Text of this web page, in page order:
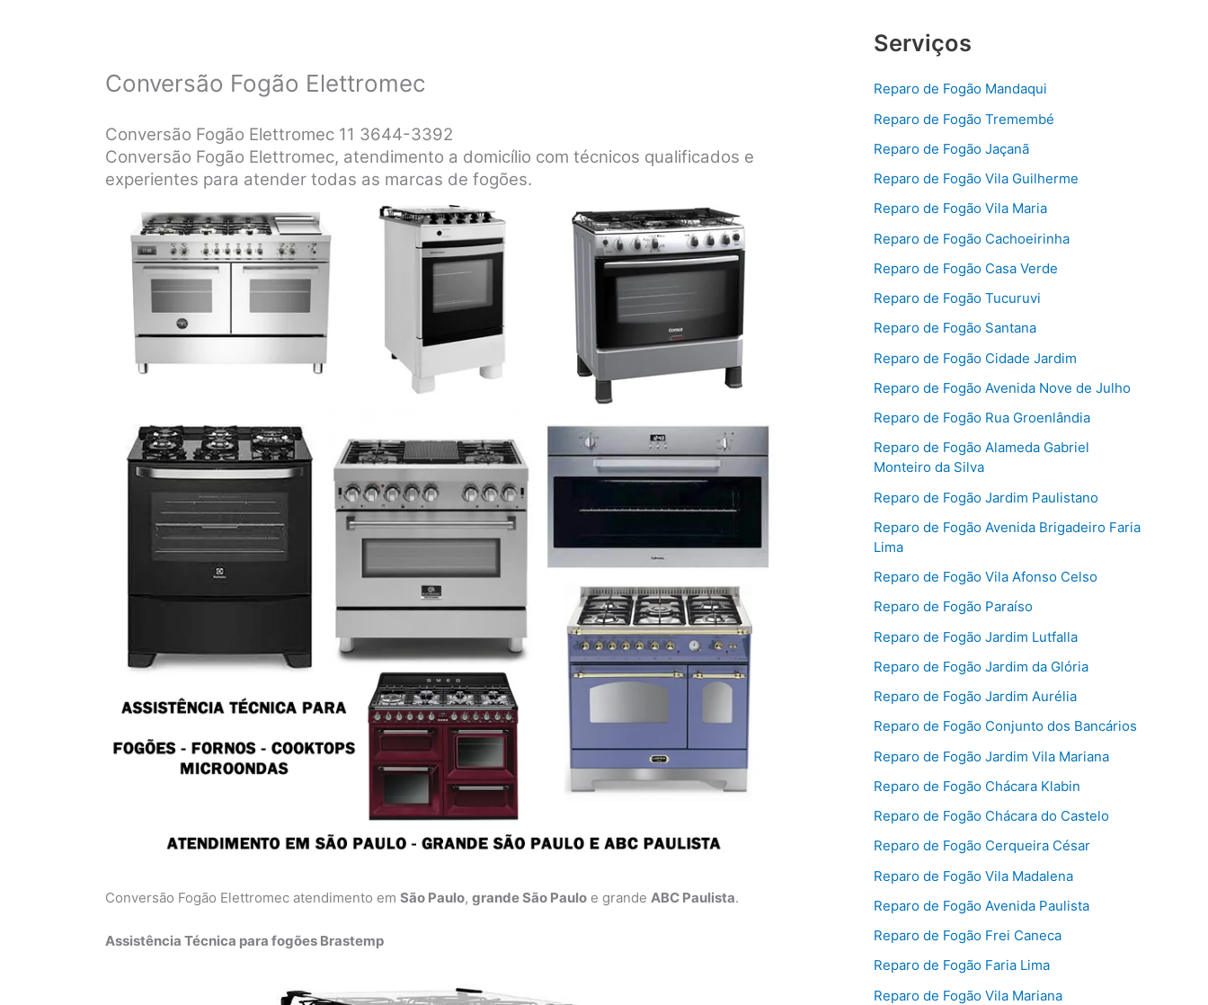
Conversão Fogão Elettromec
Conversão Fogão Elettromec 11 3644-3392
Conversão Fogão Elettromec, atendimento a domicílio com técnicos qualificados e
experientes para atender todas as marcas de fogões.
Conversão Fogão Elettromec atendimento em São Paulo, grande São Paulo e grande ABC Paulista.
Assistência Técnica para fogões Brastemp
Serviços
Reparo de Fogão Mandaqui
Reparo de Fogão Tremembé
Reparo de Fogão Jaçanã
Reparo de Fogão Vila Guilherme
Reparo de Fogão Vila Maria
Reparo de Fogão Cachoeirinha
Reparo de Fogão Casa Verde
Reparo de Fogão Tucuruvi
Reparo de Fogão Santana
Reparo de Fogão Cidade Jardim
Reparo de Fogão Avenida Nove de Julho
Reparo de Fogão Rua Groenlândia
Reparo de Fogão Alameda Gabriel
Monteiro da Silva
Reparo de Fogão Jardim Paulistano
Reparo de Fogão Avenida Brigadeiro Faria
Lima
Reparo de Fogão Vila Afonso Celso
Reparo de Fogão Paraíso
Reparo de Fogão Jardim Lutfalla
Reparo de Fogão Jardim da Glória
Reparo de Fogão Jardim Aurélia
Reparo de Fogão Conjunto dos Bancários
Reparo de Fogão Jardim Vila Mariana
Reparo de Fogão Chácara Klabin
Reparo de Fogão Chácara do Castelo
Reparo de Fogão Cerqueira César
Reparo de Fogão Vila Madalena
Reparo de Fogão Avenida Paulista
Reparo de Fogão Frei Caneca
Reparo de Fogão Faria Lima
Reparo de Fogão Vila Mariana